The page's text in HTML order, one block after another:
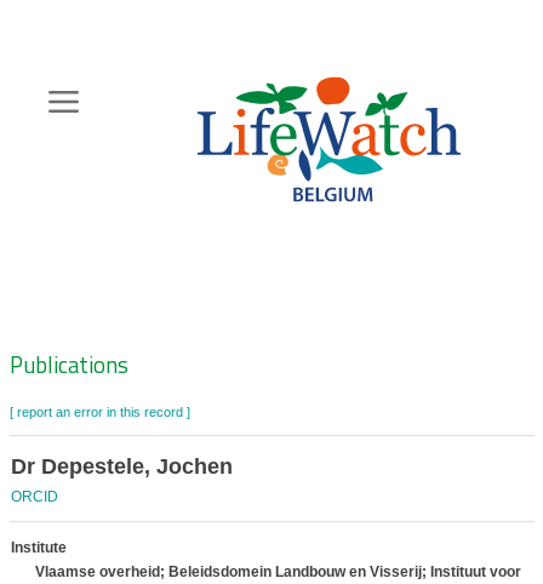
content
Zoeknavigatie
Publications
[ report an error in this record ]
Dr Depestele, Jochen
ORCID
Institute
Vlaamse overheid; Beleidsdomein Landbouw en Visserij; Instituut voor